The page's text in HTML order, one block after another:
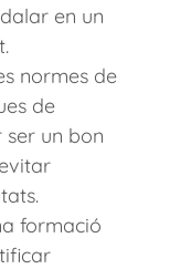
en un
normes de
de
ser un bon
formació